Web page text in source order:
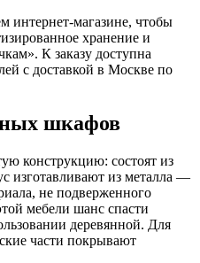
магазине, чтобы
хранение и
К заказу доступна
с доставкой в Москве по
шкафов
конструкцию: состоят из
изготавливают из металла —
не подверженного
мебели шанс спасти
деревянной. Для
части покрывают